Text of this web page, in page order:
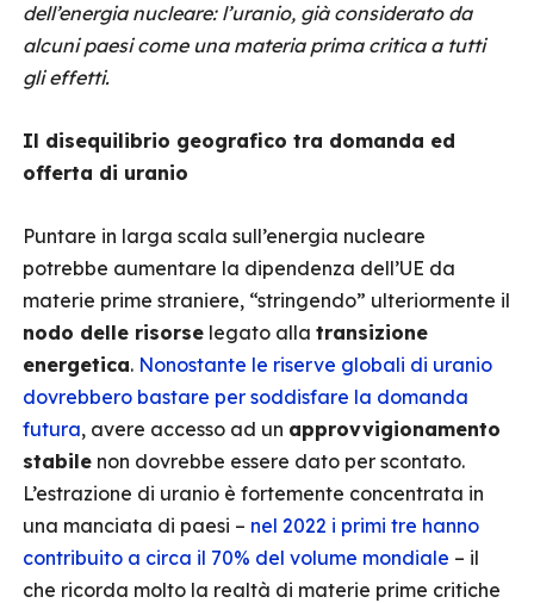
dell’energia nucleare: l’uranio, già considerato da
alcuni paesi come una materia prima critica a tutti
gli effetti.
Il disequilibrio geografico tra domanda ed
offerta di uranio
Puntare in larga scala sull’energia nucleare
potrebbe aumentare la dipendenza dell’UE da
materie prime straniere, “stringendo” ulteriormente il
nodo delle risorse legato alla transizione
energetica. Nonostante le riserve globali di uranio
dovrebbero bastare per soddisfare la domanda
futura, avere accesso ad un approvvigionamento
stabile non dovrebbe essere dato per scontato.
L’estrazione di uranio è fortemente concentrata in
una manciata di paesi – nel 2022 i primi tre hanno
contribuito a circa il 70% del volume mondiale ­– il
che ricorda molto la realtà di materie prime critiche